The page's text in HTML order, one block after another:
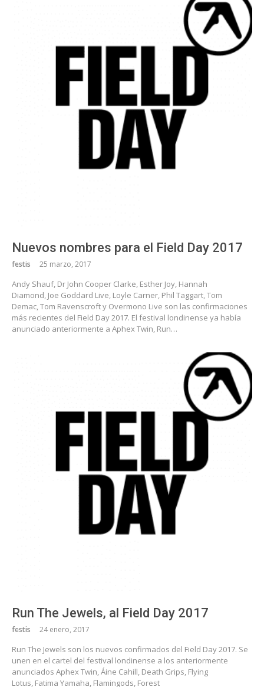
Nuevos nombres para el Field Day 2017
festis 25 marzo, 2017
Andy Shauf, Dr John Cooper Clarke, Esther Joy, Hannah
Diamond, Joe Goddard Live, Loyle Carner, Phil Taggart, Tom
Demac, Tom Ravenscroft y Overmono Live son las confirmaciones
más recientes del Field Day 2017. El festival londinense ya había
anunciado anteriormente a Aphex Twin, Run…
Run The Jewels, al Field Day 2017
festis 24 enero, 2017
Run The Jewels son los nuevos confirmados del Field Day 2017. Se
unen en el cartel del festival londinense a los anteriormente
anunciados Aphex Twin, Áine Cahill, Death Grips, Flying
Lotus, Fatima Yamaha, Flamingods, Forest